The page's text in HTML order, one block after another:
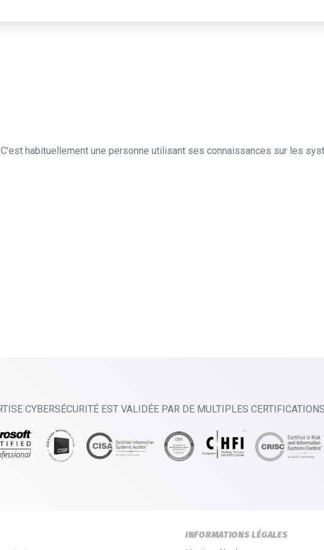
habituellement une personne utilisant ses connaissances sur les
CYBERSÉCURITÉ EST VALIDÉE PAR DE MULTIPLES
INFORMATIONS LÉGALES